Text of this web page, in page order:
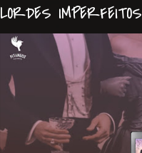
LORDES IMPERFEITOS